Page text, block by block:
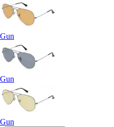
Gun
Gun
Gun